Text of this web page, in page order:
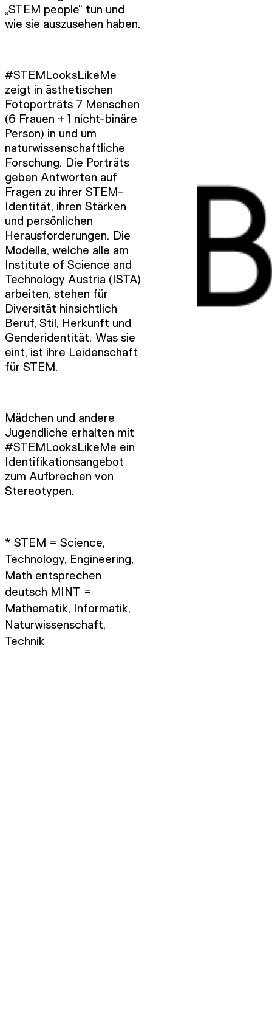
„STEM people“ tun und
wie sie auszusehen haben.
#STEMLooksLikeMe
zeigt in ästhetischen
Fotoporträts 7 Menschen
(6 Frauen + 1 nicht-binäre
Person) in und um
naturwissenschaftliche
Forschung. Die Porträts
geben Antworten auf
Fragen zu ihrer STEM-
Identität, ihren Stärken
und persönlichen
Herausforderungen. Die
Modelle, welche alle am
Institute of Science and
Technology Austria (ISTA)
arbeiten, stehen für
Diversität hinsichtlich
Beruf, Stil, Herkunft und
Genderidentität. Was sie
eint, ist ihre Leidenschaft
für STEM.
Mädchen und andere
Jugendliche erhalten mit
#STEMLooksLikeMe ein
Identifikationsangebot
zum Aufbrechen von
Stereotypen.
* STEM = Science,
Technology, Engineering,
Math entsprechen
deutsch MINT =
Mathematik, Informatik,
Naturwissenschaft,
Technik